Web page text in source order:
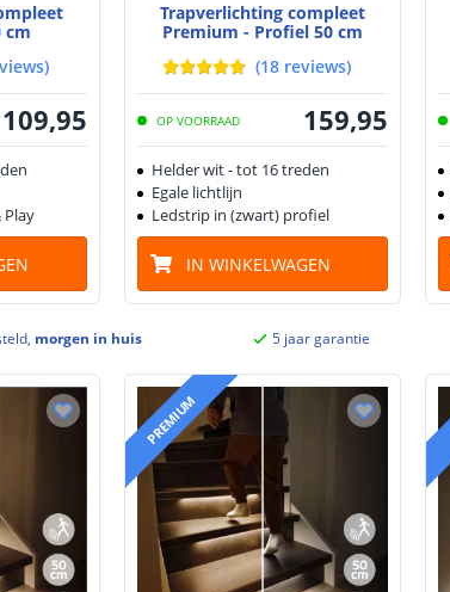
cm
)
109,95
Play
Trapverlichting compleet
Premium - Profiel 50 cm
(18 reviews)
OP VOORRAAD 159,95
Helder wit - tot 16 treden
Egale lichtlijn
Ledstrip in (zwart) profiel
IN WINKELWAGEN
morgen in huis 5 jaar garantie
PREMIUM